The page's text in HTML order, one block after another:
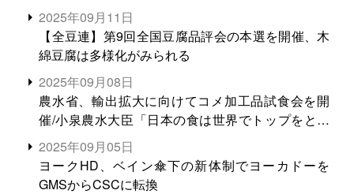
2025年09月11日
【全豆連】第9回全国豆腐品評会の本選を開催、木
綿豆腐は多様化がみられる
2025年09月08日
農水省、輸出拡大に向けてコメ加工品試食会を開
催/小泉農水大臣「日本の食は世界でトップをとれ
る。米増産に向けて、米輸出需要の拡大を」
2025年09月05日
ヨークHD、ベイン傘下の新体制でヨーカドーを
GMSからCSCに転換